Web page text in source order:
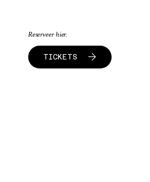
Reserveer hier.
TICKETS